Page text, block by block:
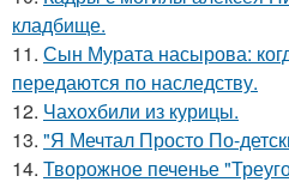
кладбище.
11. Сын Мурата насырова:
передаются по наследству.
12. Чахохбили из курицы.
13. "Я Мечтал Просто По-
14. Творожное печенье